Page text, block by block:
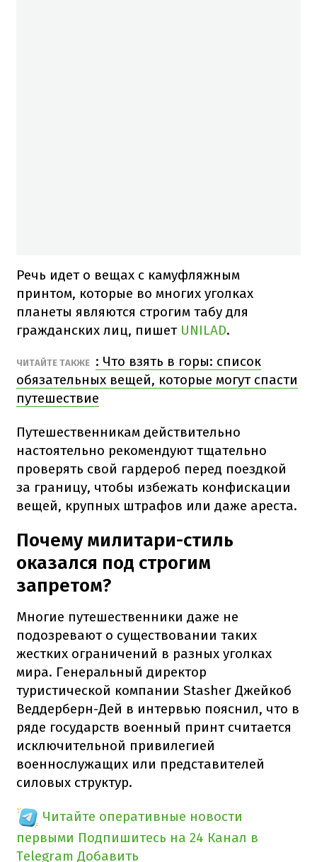
Речь идет о вещах с камуфляжным
принтом, которые во многих уголках
планеты являются строгим табу для
гражданских лиц, пишет UNILAD.
ЧИТАЙТЕ ТАКЖЕ : Что взять в горы: список
обязательных вещей, которые могут спасти
путешествие
Путешественникам действительно
настоятельно рекомендуют тщательно
проверять свой гардероб перед поездкой
за границу, чтобы избежать конфискации
вещей, крупных штрафов или даже ареста.
Почему милитари-стиль
оказался под строгим
запретом?
Многие путешественники даже не
подозревают о существовании таких
жестких ограничений в разных уголках
мира. Генеральный директор
туристической компании Stasher Джейкоб
Веддерберн-Дей в интервью пояснил, что в
ряде государств военный принт считается
исключительной привилегией
военнослужащих или представителей
силовых структур.
Читайте оперативные новости
первыми Подпишитесь на 24 Канал в
Telegram Добавить